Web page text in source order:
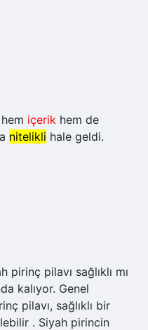
içerik hem de
nitelikli hale geldi.
pirinç pilavı sağlıklı mı
kalıyor. Genel
pilavı, sağlıklı bir
. Siyah pirincin